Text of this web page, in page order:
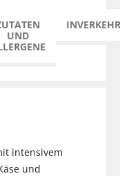
UND
intensivem
und